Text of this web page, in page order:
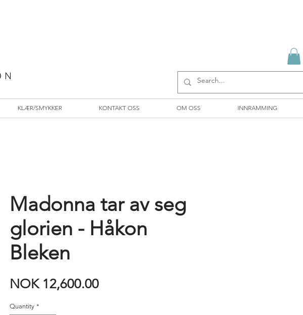
KLÆR/SMYKKER KONTAKT OSS OM OSS INNRAMMING
Madonna tar av seg
glorien - Håkon
Bleken
NOK 12,600.00Price
Quantity *